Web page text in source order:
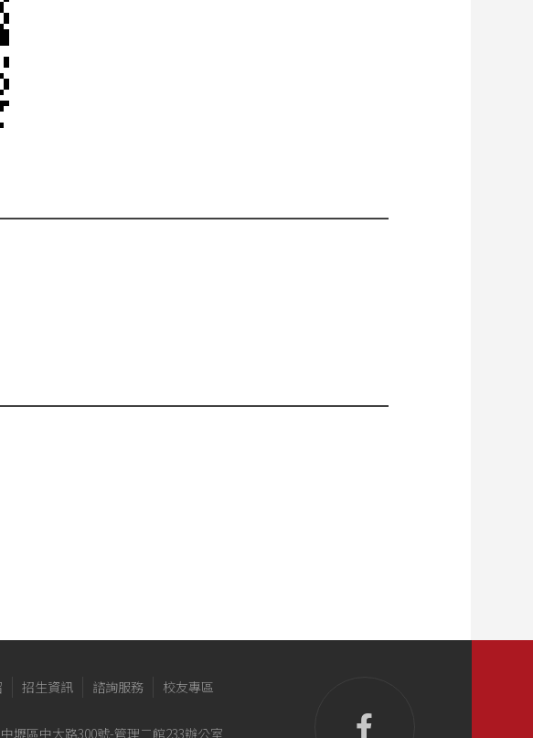
招生資訊 諮詢服務 校友專區
壢區中大路300號-管理二館233辦公室